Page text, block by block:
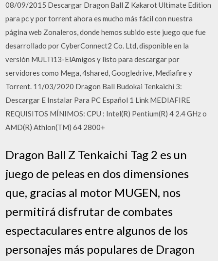
08/09/2015 Descargar Dragon Ball Z Kakarot Ultimate Edition
para pc y por torrent ahora es mucho más fácil con nuestra
página web Zonaleros, donde hemos subido este juego que fue
desarrollado por CyberConnect2 Co. Ltd, disponible en la
versión MULTi13-ElAmigos y listo para descargar por
servidores como Mega, 4shared, Googledrive, Mediafire y
Torrent. 11/03/2020 Dragon Ball Budokai Tenkaichi 3:
Descargar E Instalar Para PC Español 1 Link MEDIAFIRE
REQUISITOS MÍNIMOS: CPU : Intel(R) Pentium(R) 4 2.4 GHz o
AMD(R) Athlon(TM) 64 2800+
Dragon Ball Z Tenkaichi Tag 2 es un
juego de peleas en dos dimensiones
que, gracias al motor MUGEN, nos
permitirá disfrutar de combates
espectaculares entre algunos de los
personajes más populares de Dragon